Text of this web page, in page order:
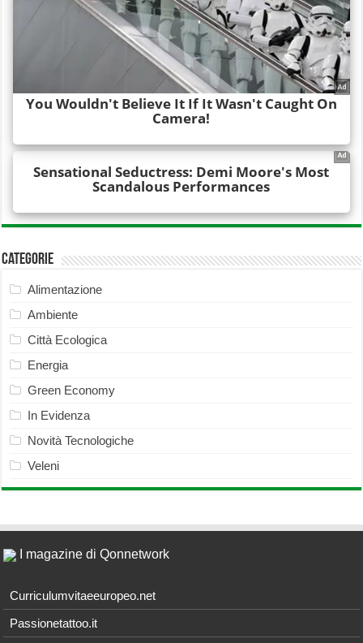
Categorie
Alimentazione
Ambiente
Città Ecologica
Energia
Green Economy
In Evidenza
Novità Tecnologiche
Veleni
I magazine di Qonnetwork
Curriculumvitaeeuropeo.net
Passionetattoo.it